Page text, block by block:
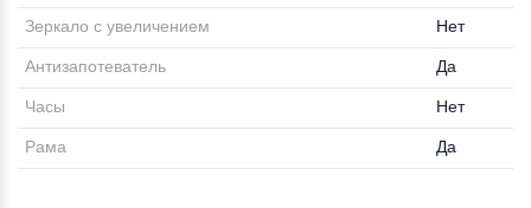
Зеркало с увеличением Нет
Антизапотеватель Да
Часы Нет
Рама Да